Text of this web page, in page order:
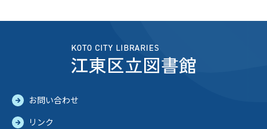
お問い合わせ
リンク